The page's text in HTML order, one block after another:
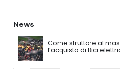
News
Come sfruttare al
l’acquisto di Bici